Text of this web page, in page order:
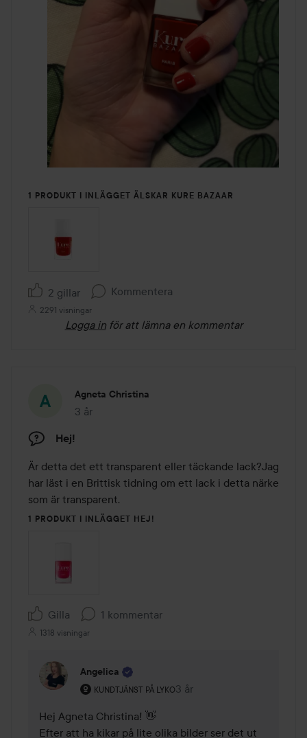
1 PRODUKT I INLÄGGET ÄLSKAR KURE BAZAAR
2 gillar Kommentera
2291 visningar
Logga in för att lämna en kommentar
Agneta Christina
3 år
Inlägget skapades 3 år
Hej!
Är detta det ett transparent eller täckande lack?Jag
har läst i en Brittisk tidning om ett lack i detta närke
som är transparent.
1 PRODUKT I INLÄGGET HEJ!
Gilla 1 kommentar
1318 visningar
Angelica
KUNDTJÄNST PÅ LYKO
Användarens roll: Kundtjänst på Lyko.
3 år
Kommentaren lades 3 år
Hej Agneta Christina! 👋
Efter att ha kikar på lite olika bilder ser det ut